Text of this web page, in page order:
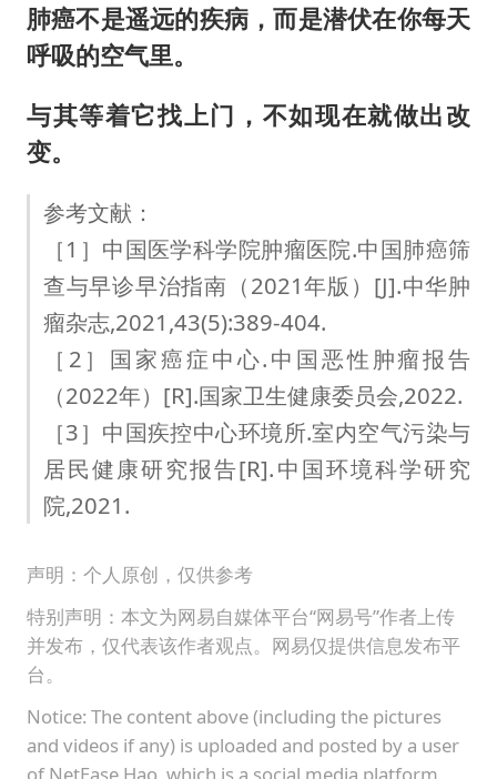
肺癌不是遥远的疾病，而是潜伏在你每天
呼吸的空气里。
与其等着它找上门，不如现在就做出改
变。
参考文献：
［1］中国医学科学院肿瘤医院.中国肺癌筛
查与早诊早治指南（2021年版）[J].中华肿
瘤杂志,2021,43(5):389-404.
［2］国家癌症中心.中国恶性肿瘤报告
（2022年）[R].国家卫生健康委员会,2022.
［3］中国疾控中心环境所.室内空气污染与
居民健康研究报告[R].中国环境科学研究
院,2021.
声明：个人原创，仅供参考
特别声明：本文为网易自媒体平台“网易号”作者上传
并发布，仅代表该作者观点。网易仅提供信息发布平
台。
Notice: The content above (including the pictures
and videos if any) is uploaded and posted by a user